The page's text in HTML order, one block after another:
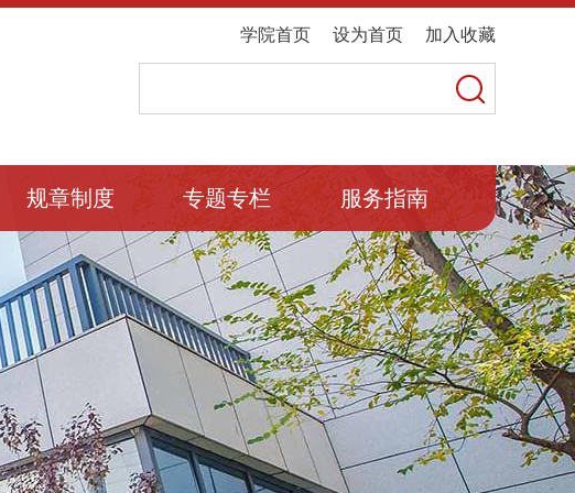
学院首页 设为首页 加入收藏
规章制度 专题专栏 服务指南